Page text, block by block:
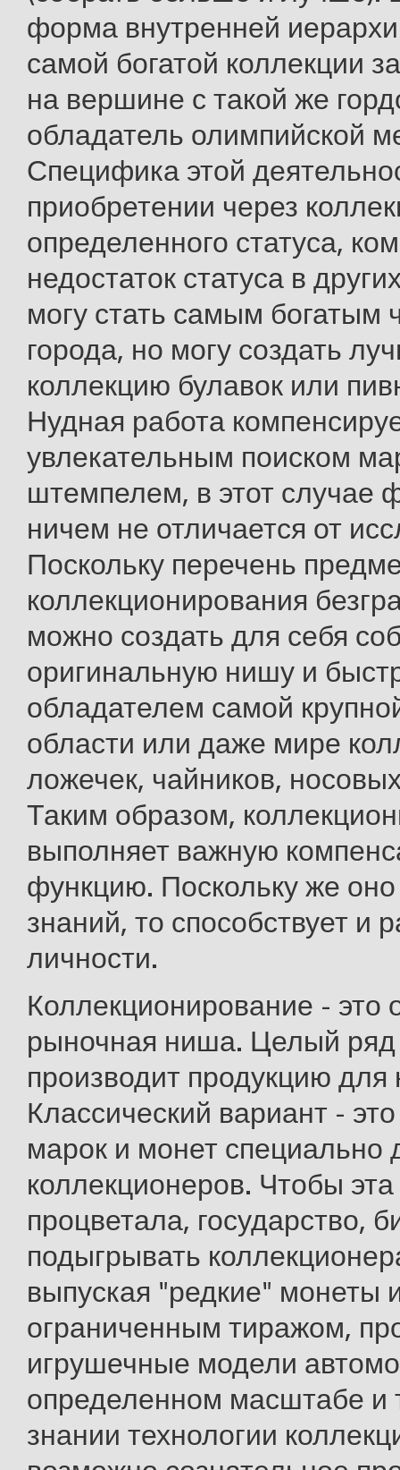
форма внутренней
самой богатой коллекции
на вершине с такой же
обладатель олимпийской
Специфика этой
приобретении через
определенного статуса,
недостаток статуса в
могу стать самым богатым
города, но могу создать
коллекцию булавок или
Нудная работа
увлекательным поиском
штемпелем, в этот случае
ничем не отличается от
Поскольку перечень
коллекционирования
можно создать для себя
оригинальную нишу и
обладателем самой
области или даже мире
ложечек, чайников,
Таким образом,
выполняет важную
функцию. Поскольку же оно
знаний, то способствует и
личности.
Коллекционирование - это
рыночная ниша. Целый ряд
производит продукцию для
Классический вариант -
марок и монет специально
коллекционеров. Чтобы
процветала, государство,
подыгрывать
выпуская "редкие" монеты
ограниченным тиражом,
игрушечные модели
определенном масштабе и
знании технологии